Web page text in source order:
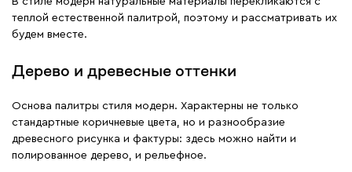
теплой естественной палитрой, поэтому и рассматривать их
будем вместе.
Дерево и древесные оттенки
Основа палитры стиля модерн. Характерны не только
стандартные коричневые цвета, но и разнообразие
древесного рисунка и фактуры: здесь можно найти и
полированное дерево, и рельефное.